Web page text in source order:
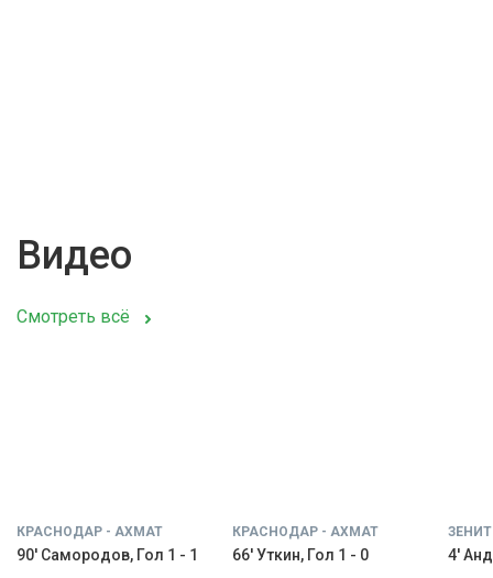
Видео
Смотреть всё
КРАСНОДАР - АХМАТ
90' Самородов, Гол 1 - 1
КРАСНОДАР - АХМАТ
66' Уткин, Гол 1 - 0 4'